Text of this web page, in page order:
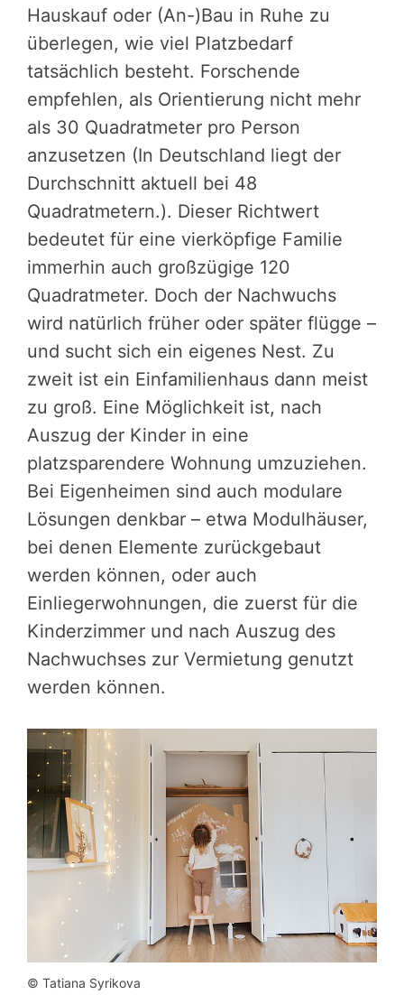
Hauskauf oder (An-)Bau in Ruhe zu
überlegen, wie viel Platzbedarf
tatsächlich besteht. Forschende
empfehlen, als Orientierung nicht mehr
als 30 Quadratmeter pro Person
anzusetzen (In Deutschland liegt der
Durchschnitt aktuell bei 48
Quadratmetern.). Dieser Richtwert
bedeutet für eine vierköpfige Familie
immerhin auch großzügige 120
Quadratmeter. Doch der Nachwuchs
wird natürlich früher oder später flügge –
und sucht sich ein eigenes Nest. Zu
zweit ist ein Einfamilienhaus dann meist
zu groß. Eine Möglichkeit ist, nach
Auszug der Kinder in eine
platzsparendere Wohnung umzuziehen.
Bei Eigenheimen sind auch modulare
Lösungen denkbar – etwa Modulhäuser,
bei denen Elemente zurückgebaut
werden können, oder auch
Einliegerwohnungen, die zuerst für die
Kinderzimmer und nach Auszug des
Nachwuchses zur Vermietung genutzt
werden können.
© Tatiana Syrikova